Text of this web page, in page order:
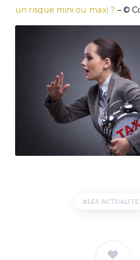
un risque mini ou maxi ? – ©
LES